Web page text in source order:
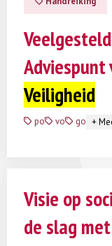
Adviespunt
Veiligheid
po vo go +
Visie op
de slag